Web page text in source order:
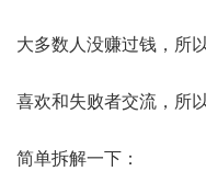
大多数人没赚过钱，所以
喜欢和失败者交流，所
简单拆解一下：